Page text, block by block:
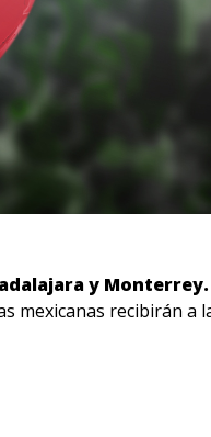
y Monterrey.
mexicanas recibirán a